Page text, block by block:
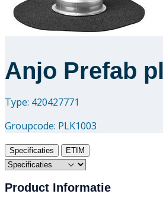
Anjo Prefab
Type: 420427771
Groupcode: PLK1003
Specificaties ETIM
Product Informatie